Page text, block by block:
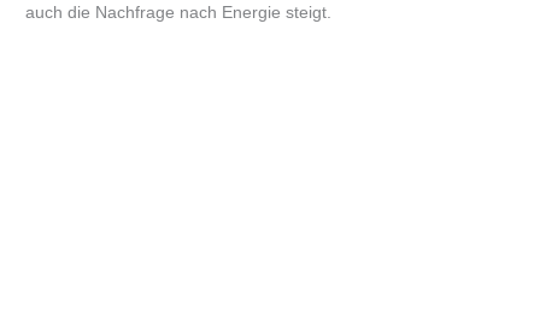
auch die Nachfrage nach Energie steigt.